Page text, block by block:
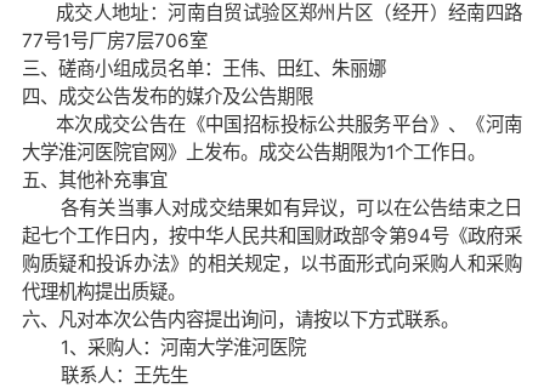
成交人地址：河南自贸试验区郑州片区（经开）经南四路
77号1号厂房7层706室
三、磋商小组成员名单：王伟、田红、朱丽娜
四、成交公告发布的媒介及公告期限
本次成交公告在《中国招标投标公共服务平台》、《河南
大学淮河医院官网》上发布。成交公告期限为1个工作日。
五、其他补充事宜
各有关当事人对成交结果如有异议，可以在公告结束之日
起七个工作日内，按中华人民共和国财政部令第94号《政府采
购质疑和投诉办法》的相关规定，以书面形式向采购人和采购
代理机构提出质疑。
六、凡对本次公告内容提出询问，请按以下方式联系。
1、采购人：河南大学淮河医院
联系人：王先生